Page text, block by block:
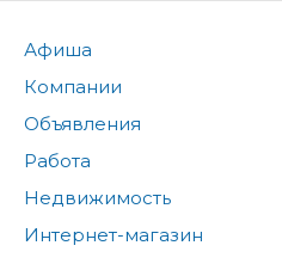
Афиша
Компании
Объявления
Работа
Недвижимость
Интернет-магазин